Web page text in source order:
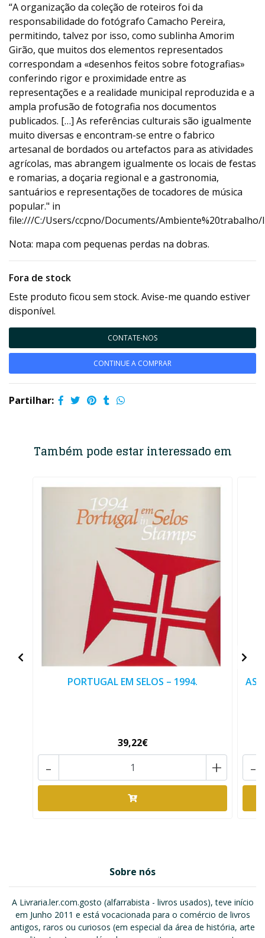
“A organização da coleção de roteiros foi da
responsabilidade do fotógrafo Camacho Pereira,
permitindo, talvez por isso, como sublinha Amorim
Girão, que muitos dos elementos representados
correspondam a «desenhos feitos sobre fotografias»
conferindo rigor e proximidade entre as
representações e a realidade municipal reproduzida e a
ampla profusão de fotografia nos documentos
publicados. […] As referências culturais são igualmente
muito diversas e encontram-se entre o fabrico
artesanal de bordados ou artefactos para as atividades
agrícolas, mas abrangem igualmente os locais de festas
e romarias, a doçaria regional e a gastronomia,
santuários e representações de tocadores de música
popular." in
file:///C:/Users/ccpno/Documents/Ambiente%20trabalho/
Nota: mapa com pequenas perdas na dobras.
Fora de stock
Este produto ficou sem stock. Avise-me quando estiver
disponível.
CONTATE-NOS
CONTINUE A COMPRAR
Partilhar:
Também pode estar interessado em
PORTUGAL EM SELOS – 1994.
39,22€
+
-
AS
-
Sobre nós
A Livraria.ler.com.gosto (alfarrabista - livros usados), teve início
em Junho 2011 e está vocacionada para o comércio de livros
antigos, raros ou curiosos (em especial da área de história, arte